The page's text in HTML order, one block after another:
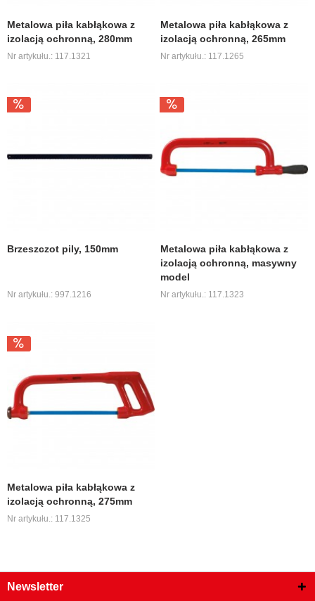
Metalowa piła kabłąkowa z
izolacją ochronną, 280mm
Nr artykułu.: 117.1321
Metalowa piła kabłąkowa z
izolacją ochronną, 265mm
Nr artykułu.: 117.1265
Brzeszczot pily, 150mm
Nr artykułu.: 997.1216
Metalowa piła kabłąkowa z
izolacją ochronną, masywny
model
Nr artykułu.: 117.1323
Metalowa piła kabłąkowa z
izolacją ochronną, 275mm
Nr artykułu.: 117.1325
Newsletter